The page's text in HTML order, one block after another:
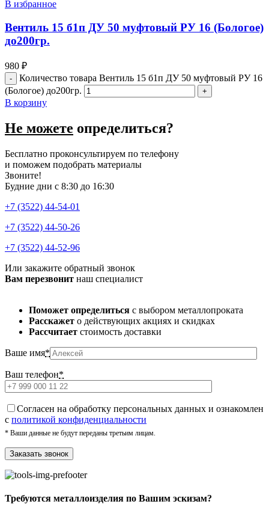
В избранное
Вентиль 15 б1п ДУ 50 муфтовый РУ 16 (Бологое)
до200гр.
980 ₽
Количество товара Вентиль 15 б1п ДУ 50 муфтовый РУ 16
(Бологое) до200гр.
В корзину
Не можете определиться?
Бесплатно проконсультируем по телефону
и поможем подобрать материалы
Звоните!
Будние дни с 8:30 до 16:30
+7 (3522) 44-54-01
+7 (3522) 44-50-26
+7 (3522) 44-52-96
Или закажите обратный звонок
Вам перезвонит наш специалист
Поможет определиться с выбором металлопроката
Расскажет о действующих акциях и скидках
Рассчитает стоимость доставки
Ваше имя*
Ваш телефон*
Cогласен на обработку персональных данных и ознакомлен
с политикой конфиденциальности
* Ваши данные не будут переданы третьим лицам.
Требуются металлоизделия по Вашим эскизам?